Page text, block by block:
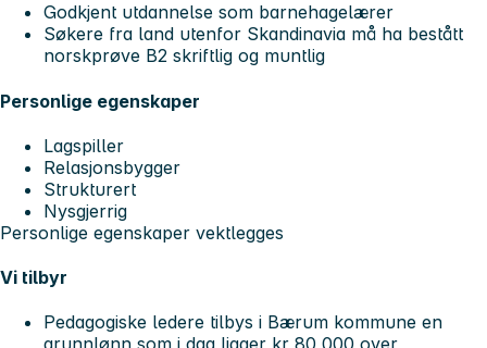
Godkjent utdannelse som barnehagelærer
Søkere fra land utenfor Skandinavia må ha bestått
norskprøve B2 skriftlig og muntlig
Personlige egenskaper
Lagspiller
Relasjonsbygger
Strukturert
Nysgjerrig
Personlige egenskaper vektlegges
Vi tilbyr
Pedagogiske ledere tilbys i Bærum kommune en